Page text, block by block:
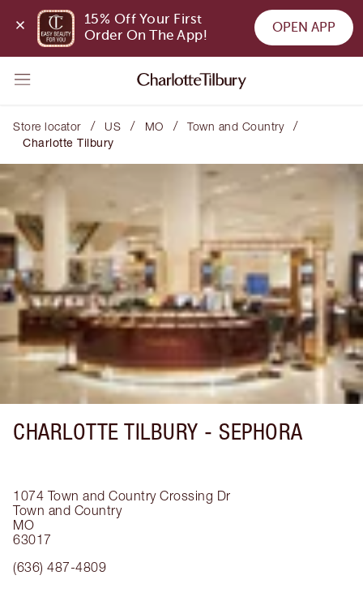
15% Off Your First
Order On The App!
OPEN APP
Store locator / US / MO / Town and Country /
Charlotte Tilbury
CHARLOTTE TILBURY - SEPHORA
1074 Town and Country Crossing Dr
Town and Country
MO
63017
(636) 487-4809